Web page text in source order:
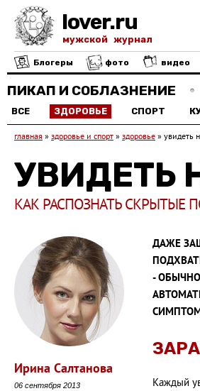
lover.ru
мужской журнал
Блогеры фото видео
ПИКАП И СОБЛАЗНЕНИЕ
ВСЕ ЗДОРОВЬЕ СПОРТ
главная » здоровье и спорт » здоровье » увидеть
УВИДЕТЬ
КАК РАСПОЗНАТЬ СКРЫТЫЕ
Ирина Салтанова
06 сентября 2013
ДАЖЕ
-
Каждый